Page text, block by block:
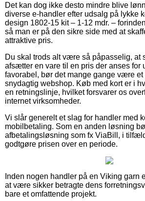
Det kan dog ikke desto mindre blive
diverse e-handler efter udsalg på lykke
design 1802-15 kit – 1-12 mdr. –
så man er på den sikre side med at
attraktive pris.
Du skal trods alt være så påpasselig, at
afsætter en vare til en pris der anses for
favorabel, bør det mange gange være et
snydagtig webshop. Køb med kort er i
en retningslinje, hvilket forsvarer os
internet virksomheder.
Vi slår generelt et slag for handler med
mobilbetaling. Som en anden løsning
afbetalingsløsning som fx ViaBill, i
godtgøre prisen over en periode.
Inden nogen handler på en Viking garn
at være sikker betragte dens
bare et omfattende projekt.